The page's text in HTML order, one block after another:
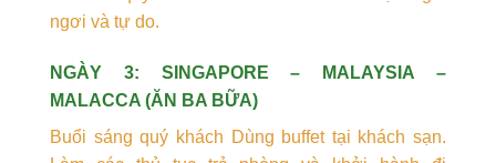
ngơi và tự do.
NGÀY 3: SINGAPORE – MALAYSIA –
MALACCA (ĂN BA BỮA)
Buổi sáng quý khách Dùng buffet tại khách sạn.